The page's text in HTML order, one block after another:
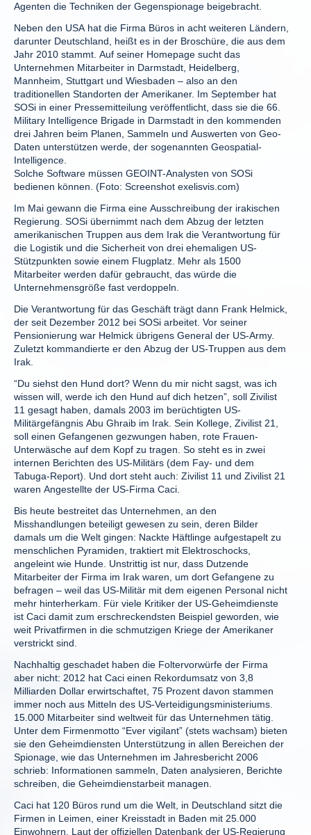
Agenten die Techniken der Gegenspionage beigebracht.
Neben den USA hat die Firma Büros in acht weiteren Ländern,
darunter Deutschland, heißt es in der Broschüre, die aus dem
Jahr 2010 stammt. Auf seiner Homepage sucht das
Unternehmen Mitarbeiter in Darmstadt, Heidelberg,
Mannheim, Stuttgart und Wiesbaden – also an den
traditionellen Standorten der Amerikaner. Im September hat
SOSi in einer Pressemitteilung veröffentlicht, dass sie die 66.
Military Intelligence Brigade in Darmstadt in den kommenden
drei Jahren beim Planen, Sammeln und Auswerten von Geo-
Daten unterstützen werde, der sogenannten Geospatial-
Intelligence.
Solche Software müssen GEOINT-Analysten von SOSi
bedienen können. (Foto: Screenshot exelisvis.com)
Im Mai gewann die Firma eine Ausschreibung der irakischen
Regierung. SOSi übernimmt nach dem Abzug der letzten
amerikanischen Truppen aus dem Irak die Verantwortung für
die Logistik und die Sicherheit von drei ehemaligen US-
Stützpunkten sowie einem Flugplatz. Mehr als 1500
Mitarbeiter werden dafür gebraucht, das würde die
Unternehmensgröße fast verdoppeln.
Die Verantwortung für das Geschäft trägt dann Frank Helmick,
der seit Dezember 2012 bei SOSi arbeitet. Vor seiner
Pensionierung war Helmick übrigens General der US-Army.
Zuletzt kommandierte er den Abzug der US-Truppen aus dem
Irak.
“Du siehst den Hund dort? Wenn du mir nicht sagst, was ich
wissen will, werde ich den Hund auf dich hetzen”, soll Zivilist
11 gesagt haben, damals 2003 im berüchtigten US-
Militärgefängnis Abu Ghraib im Irak. Sein Kollege, Zivilist 21,
soll einen Gefangenen gezwungen haben, rote Frauen-
Unterwäsche auf dem Kopf zu tragen. So steht es in zwei
internen Berichten des US-Militärs (dem Fay- und dem
Tabuga-Report). Und dort steht auch: Zivilist 11 und Zivilist 21
waren Angestellte der US-Firma Caci.
Bis heute bestreitet das Unternehmen, an den
Misshandlungen beteiligt gewesen zu sein, deren Bilder
damals um die Welt gingen: Nackte Häftlinge aufgestapelt zu
menschlichen Pyramiden, traktiert mit Elektroschocks,
angeleint wie Hunde. Unstrittig ist nur, dass Dutzende
Mitarbeiter der Firma im Irak waren, um dort Gefangene zu
befragen – weil das US-Militär mit dem eigenen Personal nicht
mehr hinterherkam. Für viele Kritiker der US-Geheimdienste
ist Caci damit zum erschreckendsten Beispiel geworden, wie
weit Privatfirmen in die schmutzigen Kriege der Amerikaner
verstrickt sind.
Nachhaltig geschadet haben die Foltervorwürfe der Firma
aber nicht: 2012 hat Caci einen Rekordumsatz von 3,8
Milliarden Dollar erwirtschaftet, 75 Prozent davon stammen
immer noch aus Mitteln des US-Verteidigungsministeriums.
15.000 Mitarbeiter sind weltweit für das Unternehmen tätig.
Unter dem Firmenmotto “Ever vigilant” (stets wachsam) bieten
sie den Geheimdiensten Unterstützung in allen Bereichen der
Spionage, wie das Unternehmen im Jahresbericht 2006
schrieb: Informationen sammeln, Daten analysieren, Berichte
schreiben, die Geheimdienstarbeit managen.
Caci hat 120 Büros rund um die Welt, in Deutschland sitzt die
Firmen in Leimen, einer Kreisstadt in Baden mit 25.000
Einwohnern. Laut der offiziellen Datenbank der US-Regierung